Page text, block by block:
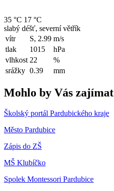
35 °C 17 °C
slabý déšť, severní větřík
vítr
S, 2.99 m/s
tlak
1015
hPa
vlhkost 22
%
srážky 0.39 mm
Mohlo by Vás zajímat
Školský portál Pardubického kraje
Město Pardubice
Zápis do ZŠ
MŠ Klubíčko
Spolek Montessori Pardubice